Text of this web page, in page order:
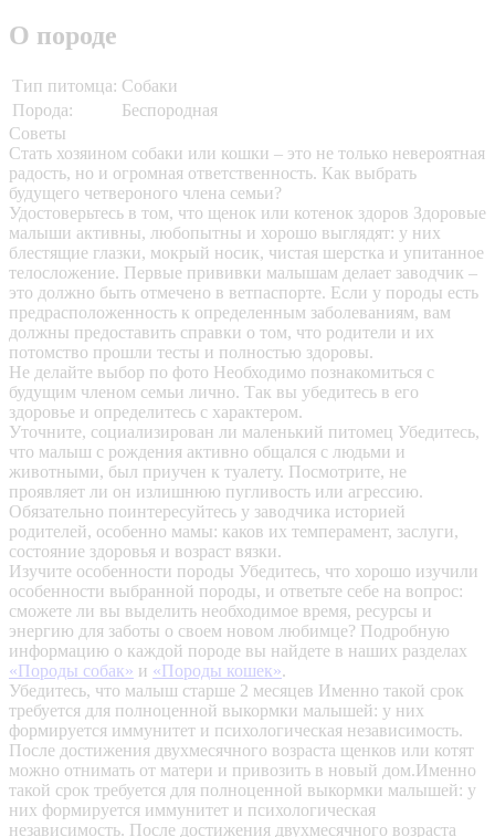
О породе
Тип питомца: Собаки
Порода:
Беспородная
Советы
Стать хозяином собаки или кошки – это не только невероятная
радость, но и огромная ответственность. Как выбрать
будущего четвероного члена семьи?
Удостоверьтесь в том, что щенок или котенок здоров Здоровые
малыши активны, любопытны и хорошо выглядят: у них
блестящие глазки, мокрый носик, чистая шерстка и упитанное
телосложение. Первые прививки малышам делает заводчик –
это должно быть отмечено в ветпаспорте. Если у породы есть
предрасположенность к определенным заболеваниям, вам
должны предоставить справки о том, что родители и их
потомство прошли тесты и полностью здоровы.
Не делайте выбор по фото Необходимо познакомиться с
будущим членом семьи лично. Так вы убедитесь в его
здоровье и определитесь с характером.
Уточните, социализирован ли маленький питомец Убедитесь,
что малыш с рождения активно общался с людьми и
животными, был приучен к туалету. Посмотрите, не
проявляет ли он излишнюю пугливость или агрессию.
Обязательно поинтересуйтесь у заводчика историей
родителей, особенно мамы: каков их темперамент, заслуги,
состояние здоровья и возраст вязки.
Изучите особенности породы Убедитесь, что хорошо изучили
особенности выбранной породы, и ответьте себе на вопрос:
сможете ли вы выделить необходимое время, ресурсы и
энергию для заботы о своем новом любимце? Подробную
информацию о каждой породе вы найдете в наших разделах
«Породы собак» и «Породы кошек».
Убедитесь, что малыш старше 2 месяцев Именно такой срок
требуется для полноценной выкормки малышей: у них
формируется иммунитет и психологическая независимость.
После достижения двухмесячного возраста щенков или котят
можно отнимать от матери и привозить в новый дом.Именно
такой срок требуется для полноценной выкормки малышей: у
них формируется иммунитет и психологическая
независимость. После достижения двухмесячного возраста